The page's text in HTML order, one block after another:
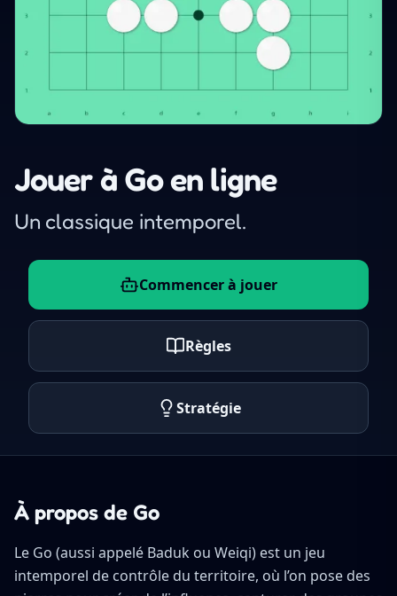
Jouer à Go en ligne
Un classique intemporel.
Commencer à jouer
Règles
Stratégie
À propos de Go
Le Go (aussi appelé Baduk ou Weiqi) est un jeu
intemporel de contrôle du territoire, où l’on pose des